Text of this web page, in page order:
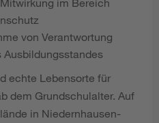
von Verantwortung
echte Lebensorte für
dem Grundschulalter. Auf
in Niedernhausen-